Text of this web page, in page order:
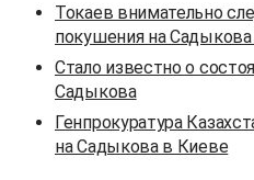
Токаев внимательно
покушения на
Стало известно о
Садыкова
Генпрокуратура
на Садыкова в Киеве